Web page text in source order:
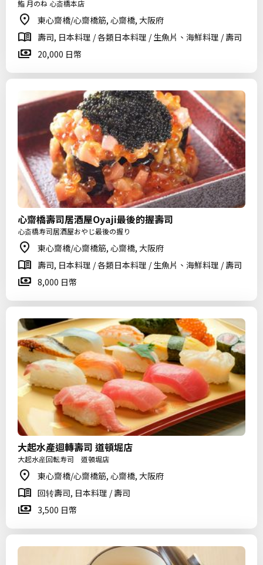
鮨 月のね 心斎橋本店
東心齋橋/心齋橋筋, 心齋橋, 大阪府
壽司, 日本料理 / 各類日本料理 / 生魚片、海鮮料理 / 壽司
20,000 日幣
心齋橋壽司居酒屋Oyaji最後的握壽司
心斎橋寿司居酒屋おやじ最後の握り
東心齋橋/心齋橋筋, 心齋橋, 大阪府
壽司, 日本料理 / 各類日本料理 / 生魚片、海鮮料理 / 壽司
8,000 日幣
大起水產迴轉壽司 道頓堀店
大起水産回転寿司 道頓堀店
東心齋橋/心齋橋筋, 心齋橋, 大阪府
回转壽司, 日本料理 / 壽司
3,500 日幣